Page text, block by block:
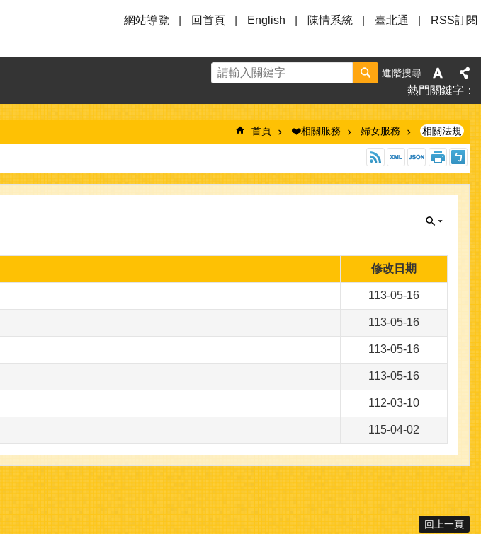
網站導覽
回首頁 English 陳情系統 臺北通 RSS訂閱
進階搜尋
熱門關鍵字
首頁 ❤️相關服務 婦女服務 相關法規
修改日期
113-05-16
113-05-16
113-05-16
113-05-16
112-03-10
115-04-02
回上一頁